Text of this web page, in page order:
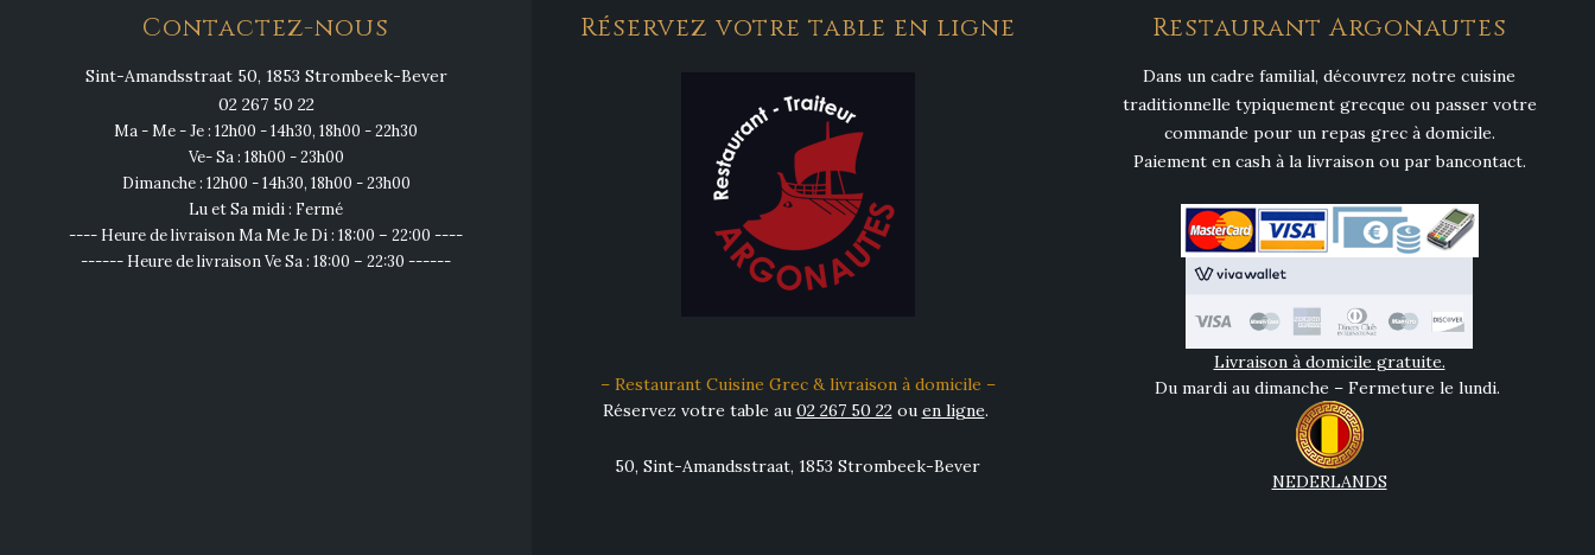
Contactez-nous
Sint-Amandsstraat 50, 1853 Strombeek-Bever
02 267 50 22
Ma - Me - Je : 12h00 - 14h30, 18h00 - 22h30
Ve- Sa : 18h00 - 23h00
Dimanche : 12h00 - 14h30, 18h00 - 23h00
Lu et Sa midi : Fermé
---- Heure de livraison Ma Me Je Di : 18:00 – 22:00 ----
------ Heure de livraison Ve Sa : 18:00 – 22:30 ------
Réservez votre table en ligne
– Restaurant Cuisine Grec & livraison à domicile –
Réservez votre table au 02 267 50 22ou en ligne.
50, Sint-Amandsstraat, 1853 Strombeek-Bever
Restaurant Argonautes
Dans un cadre familial, découvrez notre cuisine
traditionnelle typiquement grecque ou passer votre
commande pour un repas grec à domicile.
Paiement en cash à la livraison ou par bancontact.
Livraison à domicile gratuite.
Du mardi au dimanche – Fermeture le lundi.
NEDERLANDS